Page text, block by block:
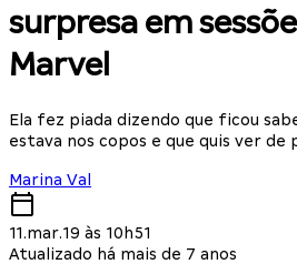
surpresa em
Marvel
Ela fez piada dizendo que ficou
estava nos copos e que quis ver de
Marina Val
11.mar.19 às 10h51
Atualizado há mais de 7 anos